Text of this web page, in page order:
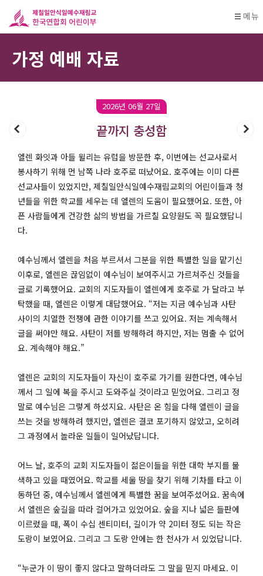
메뉴
가정 예배 자료
2026년 06월 27일
끝까지 충성함
엘렌 화잇과 아들 윌리는 유럽을 방문한 후, 이번에는 선교사로서
봉사하기 위해 먼 남쪽 나라 호주로 떠났어요. 호주에는 이미 다른
선교사들이 있었지만, 제칠일안식일예수재림교회의 어린이들과 청
년들을 위한 학교를 세우는 데 엘렌의 도움이 필요했어요. 또한, 아
픈 사람들에게 건강한 삶의 방법을 가르칠 요양원도 꼭 필요했답니
다.
예수님께서 엘렌을 처음 부르셔서 그분을 위한 특별한 일을 맡기신
이후로, 엘렌은 끊임없이 예수님이 보여주시고 가르쳐주신 것들을
글로 기록했어요. 교회의 지도자들이 엘렌에게 호주로 가 달라고 부
탁했을 때, 엘렌은 이렇게 대답했어요. “저는 지금 예수님과 사탄
사이의 치열한 전쟁에 관한 이야기를 쓰고 있어요. 저는 계속해서
글을 써야만 해요. 사탄이 저를 방해하려 하지만, 저는 멈출 수 없어
요. 계속해야 해요.”
엘렌은 교회의 지도자들이 자신이 호주로 가기를 원한다면, 예수님
께서 그 일에 복을 주시고 도와주실 것이라고 믿었어요. 그리고 정
말로 예수님은 그렇게 하셨지요. 사탄은 온 힘을 다해 엘렌이 글을
쓰는 것을 방해하려 했지만, 엘렌은 결코 포기하지 않았고, 오히려
그 과정에서 놀라운 일들이 일어났답니다.
어느 날, 호주의 교회 지도자들이 젊은이들을 위한 대학 부지를 물
색하고 있을 때였어요. 학교를 세울 땅을 찾기 위해 기차를 타고 이
동하던 중, 예수님께서 엘렌에게 특별한 꿈을 보여주셨어요. 꿈속에
서 엘렌은 숲길을 따라 걸어가고 있었어요. 숲을 지나 넓은 들판에
이르렀을 때, 폭이 수십 센티미터, 길이가 약 2미터 정도 되는 작은
도랑이 보였어요. 그리고 그 도랑 안에는 한 천사가 서 있었답니다.
“누군가 이 땅이 좋지 않다고 말하더라도 그 말을 믿지 마세요. 이